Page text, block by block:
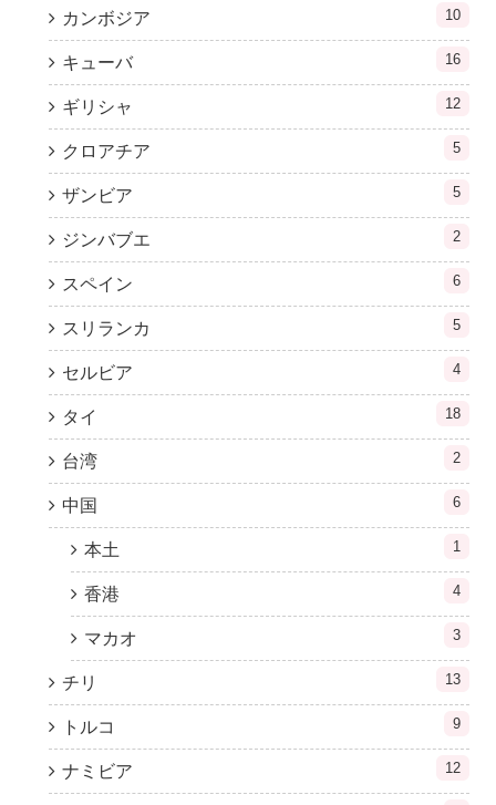
カンボジア 10
キューバ 16
ギリシャ 12
クロアチア 5
ザンビア 5
ジンバブエ 2
スペイン 6
スリランカ 5
セルビア 4
タイ 18
台湾 2
中国 6
本土 1
香港 4
マカオ 3
チリ 13
トルコ 9
ナミビア 12